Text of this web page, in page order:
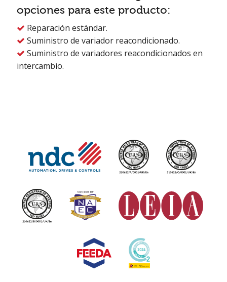
opciones para este producto:
 Reparación estándar.
 Suministro de variador reacondicionado.
 Suministro de variadores reacondicionados en
intercambio.